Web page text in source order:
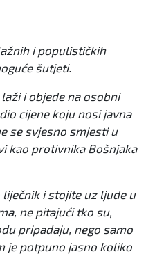
i populističkih
šutjeti.
i objede na osobni
cijene koju nosi javna
se svjesno smjesti u
kao protivnika Bošnjaka
liječnik i stojite uz ljude u
ne pitajući tko su,
pripadaju, nego samo
je potpuno jasno koliko